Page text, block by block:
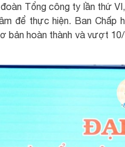
Tổng công ty lần thứ
để thực hiện. Ban Chấp
bản hoàn thành và vượt